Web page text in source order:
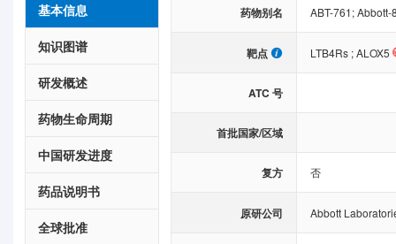
基本信息
知识图谱
研发概述
药物生命周期
中国研发进度
药品说明书
全球批准
药物别名 ABT-761;
靶点 LTB4Rs ;ALOX5
ATC 号
首批国家/区域
复方 否
原研公司 Abbott